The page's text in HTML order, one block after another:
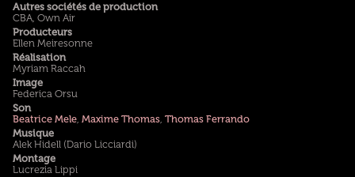
Autres sociétés de production
CBA, Own Air
Producteurs
Ellen Meiresonne
Réalisation
Myriam Raccah
Image
Federica Orsu
Son
Beatrice Mele, Maxime Thomas, Thomas Ferrando
Musique
Alek Hidell (Dario Licciardi)
Montage
Lucrezia Lippi